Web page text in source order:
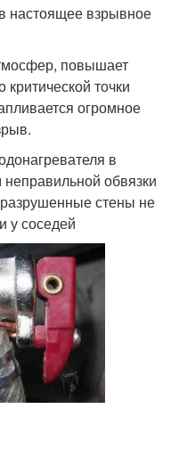
настоящее взрывное
повышает
точки
огромное
в
неправильной обвязки
стены не
у соседей